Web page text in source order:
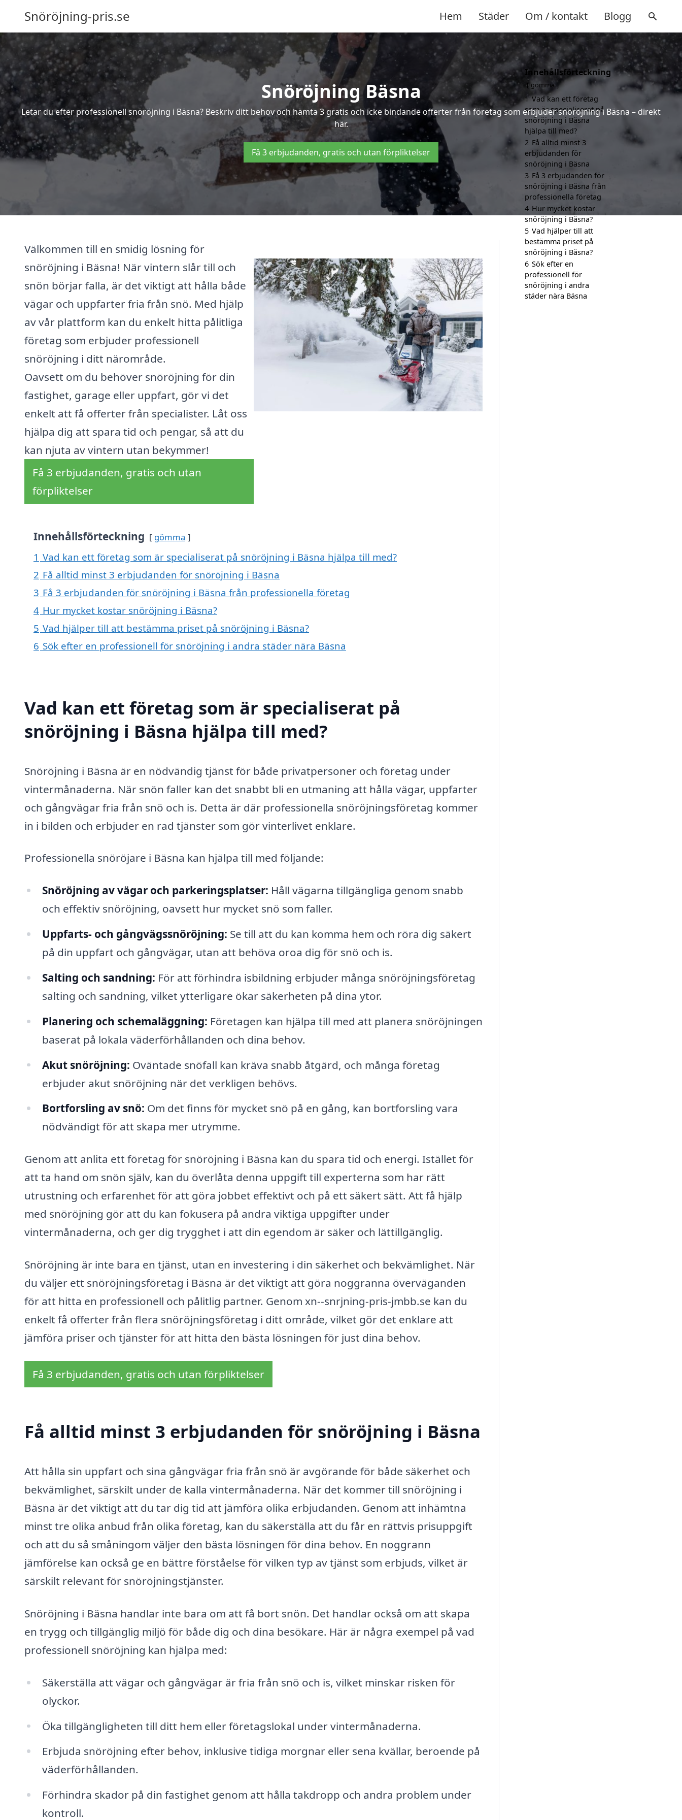
Snöröjning-pris.se Hem Städer Om / kontakt Blogg
Snöröjning Bäsna
Letar du efter professionell snöröjning i Bäsna? Beskriv ditt behov och hämta 3 gratis och icke bindande offerter från företag som erbjuder snöröjning i Bäsna – direkt
här.
Få 3 erbjudanden, gratis och utan förpliktelser
Välkommen till en smidig lösning för
snöröjning i Bäsna! När vintern slår till och
snön börjar falla, är det viktigt att hålla både
vägar och uppfarter fria från snö. Med hjälp
av vår plattform kan du enkelt hitta pålitliga
företag som erbjuder professionell
snöröjning i ditt närområde.
Oavsett om du behöver snöröjning för din
fastighet, garage eller uppfart, gör vi det
enkelt att få offerter från specialister. Låt oss
hjälpa dig att spara tid och pengar, så att du
kan njuta av vintern utan bekymmer!
Få 3 erbjudanden, gratis och utan
förpliktelser
Innehållsförteckning gömma
1 Vad kan ett företag som är specialiserat på snöröjning i Bäsna hjälpa till med?
2 Få alltid minst 3 erbjudanden för snöröjning i Bäsna
3 Få 3 erbjudanden för snöröjning i Bäsna från professionella företag
4 Hur mycket kostar snöröjning i Bäsna?
5 Vad hjälper till att bestämma priset på snöröjning i Bäsna?
6 Sök efter en professionell för snöröjning i andra städer nära Bäsna
Vad kan ett företag som är specialiserat på
snöröjning i Bäsna hjälpa till med?
Snöröjning i Bäsna är en nödvändig tjänst för både privatpersoner och företag under
vintermånaderna. När snön faller kan det snabbt bli en utmaning att hålla vägar, uppfarter
och gångvägar fria från snö och is. Detta är där professionella snöröjningsföretag kommer
in i bilden och erbjuder en rad tjänster som gör vinterlivet enklare.
Professionella snöröjare i Bäsna kan hjälpa till med följande:
Snöröjning av vägar och parkeringsplatser: Håll vägarna tillgängliga genom snabb
och effektiv snöröjning, oavsett hur mycket snö som faller.
Uppfarts- och gångvägssnöröjning: Se till att du kan komma hem och röra dig säkert
på din uppfart och gångvägar, utan att behöva oroa dig för snö och is.
Salting och sandning: För att förhindra isbildning erbjuder många snöröjningsföretag
salting och sandning, vilket ytterligare ökar säkerheten på dina ytor.
Planering och schemaläggning: Företagen kan hjälpa till med att planera snöröjningen
baserat på lokala väderförhållanden och dina behov.
Akut snöröjning: Oväntade snöfall kan kräva snabb åtgärd, och många företag
erbjuder akut snöröjning när det verkligen behövs.
Bortforsling av snö: Om det finns för mycket snö på en gång, kan bortforsling vara
nödvändigt för att skapa mer utrymme.
Genom att anlita ett företag för snöröjning i Bäsna kan du spara tid och energi. Istället för
att ta hand om snön själv, kan du överlåta denna uppgift till experterna som har rätt
utrustning och erfarenhet för att göra jobbet effektivt och på ett säkert sätt. Att få hjälp
med snöröjning gör att du kan fokusera på andra viktiga uppgifter under
vintermånaderna, och ger dig trygghet i att din egendom är säker och lättillgänglig.
Snöröjning är inte bara en tjänst, utan en investering i din säkerhet och bekvämlighet. När
du väljer ett snöröjningsföretag i Bäsna är det viktigt att göra noggranna överväganden
för att hitta en professionell och pålitlig partner. Genom xn--snrjning-pris-jmbb.se kan du
enkelt få offerter från flera snöröjningsföretag i ditt område, vilket gör det enklare att
jämföra priser och tjänster för att hitta den bästa lösningen för just dina behov.
Få 3 erbjudanden, gratis och utan förpliktelser
Få alltid minst 3 erbjudanden för snöröjning i Bäsna
Att hålla sin uppfart och sina gångvägar fria från snö är avgörande för både säkerhet och
bekvämlighet, särskilt under de kalla vintermånaderna. När det kommer till snöröjning i
Bäsna är det viktigt att du tar dig tid att jämföra olika erbjudanden. Genom att inhämtna
minst tre olika anbud från olika företag, kan du säkerställa att du får en rättvis prisuppgift
och att du så småningom väljer den bästa lösningen för dina behov. En noggrann
jämförelse kan också ge en bättre förståelse för vilken typ av tjänst som erbjuds, vilket är
särskilt relevant för snöröjningstjänster.
Snöröjning i Bäsna handlar inte bara om att få bort snön. Det handlar också om att skapa
en trygg och tillgänglig miljö för både dig och dina besökare. Här är några exempel på vad
professionell snöröjning kan hjälpa med:
Säkerställa att vägar och gångvägar är fria från snö och is, vilket minskar risken för
olyckor.
Öka tillgängligheten till ditt hem eller företagslokal under vintermånaderna.
Erbjuda snöröjning efter behov, inklusive tidiga morgnar eller sena kvällar, beroende på
väderförhållanden.
Förhindra skador på din fastighet genom att hålla takdropp och andra problem under
kontroll.
Innehållsförteckning
gömma
1 Vad kan ett företag
som är specialiserat på
snöröjning i Bäsna
hjälpa till med?
2 Få alltid minst 3
erbjudanden för
snöröjning i Bäsna
3 Få 3 erbjudanden för
snöröjning i Bäsna från
professionella företag
4 Hur mycket kostar
snöröjning i Bäsna?
5 Vad hjälper till att
bestämma priset på
snöröjning i Bäsna?
6 Sök efter en
professionell för
snöröjning i andra
städer nära Bäsna